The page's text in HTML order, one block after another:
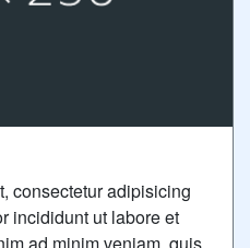
consectetur adipisicing
incididunt ut labore et